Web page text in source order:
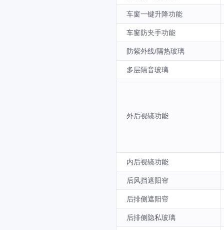
车窗一键升降功能
车窗防夹手功能
防紫外线/隔热玻璃
多层隔音玻璃
外后视镜功能
内后视镜功能
后风挡遮阳帘
后排侧遮阳帘
后排侧隐私玻璃